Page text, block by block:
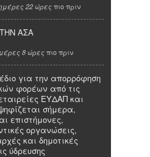
22 ώρες πιο πριν
ΑΣΑ
8 ώρεςπιο πριν
για την απορρόφηση
φορέων από τις
ΕΥΔΑΠ και
σήμερα,
επιστήμονες,
οργανώσεις,
και δημοτικές
ύδρευσης